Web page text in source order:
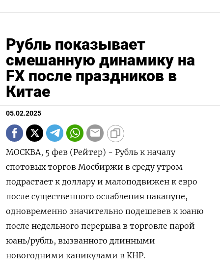
Рубль показывает
смешанную динамику на
FX после праздников в
Китае
05.02.2025
МОСКВА, 5 фев (Рейтер) - Рубль к началу
спотовых торгов Мосбиржи в среду утром
подрастает к доллару и малоподвижен к евро
после существенного ослабления накануне,
одновременно значительно подешевев к юаню
после недельного перерыва в торговле парой
юань/рубль, вызванного длинными
новогодними каникулами в КНР.